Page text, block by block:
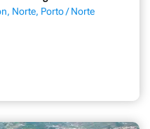
Norte, Porto / Norte